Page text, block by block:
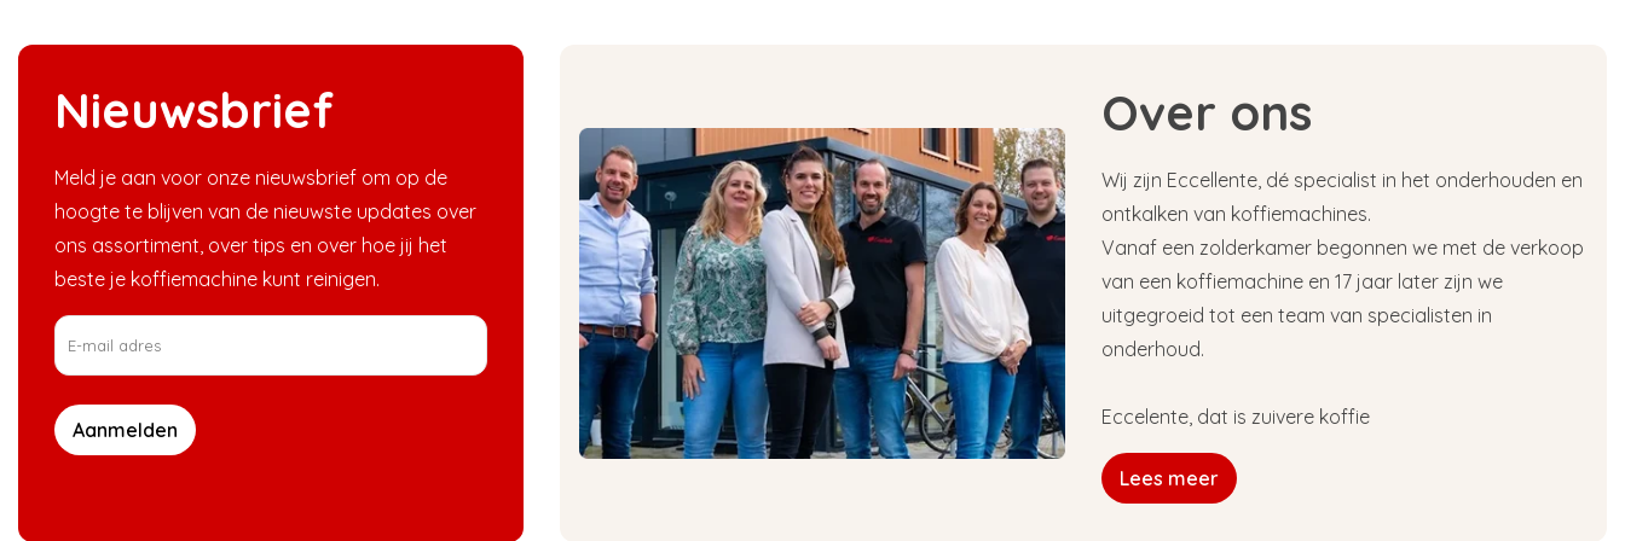
Nieuwsbrief
Meld je aan voor onze nieuwsbrief om op de
hoogte te blijven van de nieuwste updates over
ons assortiment, over tips en over hoe jij het
beste je koffiemachine kunt reinigen.
Aanmelden
Over ons
Wij zijn Eccellente, dé specialist in het onderhouden en
ontkalken van koffiemachines.
Vanaf een zolderkamer begonnen we met de verkoop
van een koffiemachine en 17 jaar later zijn we
uitgegroeid tot een team van specialisten in
onderhoud.
Eccelente, dat is zuivere koffie
Lees meer